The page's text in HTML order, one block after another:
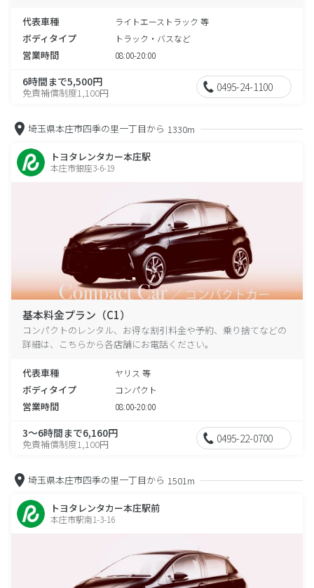
代表車種 ライトエーストラック 等
ボディタイプ トラック・バスなど
営業時間 08:00-20:00
6時間まで5,500円
免責補償制度1,100円 0495-24-1100
埼玉県本庄市四季の里一丁目から 1330m
トヨタレンタカー本庄駅
本庄市銀座3-6-19
基本料金プラン（C1）
コンパクトのレンタル、お得な割引料金や予約、乗り捨てなどの
詳細は、こちらから各店舗にお電話ください。
代表車種 ヤリス 等
ボディタイプ コンパクト
営業時間 08:00-20:00
3～6時間まで6,160円
免責補償制度1,100円 0495-22-0700
埼玉県本庄市四季の里一丁目から 1501m
トヨタレンタカー本庄駅前
本庄市駅南1-3-16